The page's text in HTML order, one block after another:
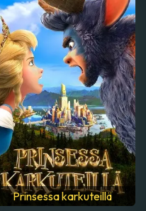
Prinsessa karkuteillä